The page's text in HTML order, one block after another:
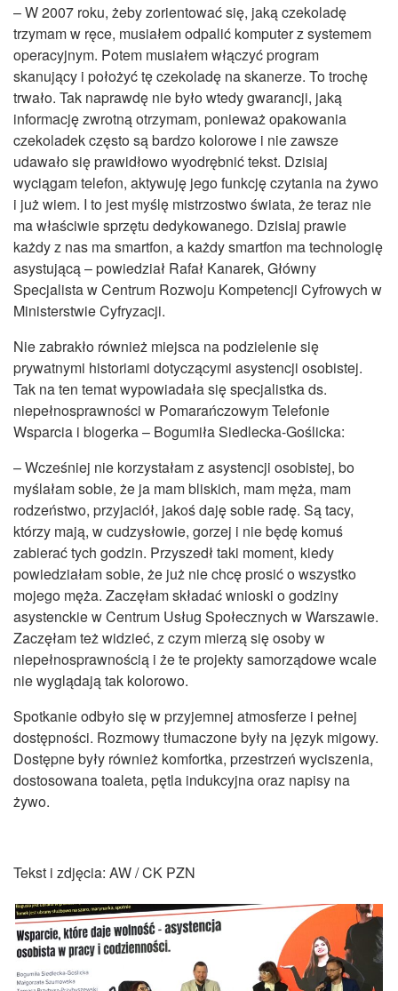
– W 2007 roku, żeby zorientować się, jaką czekoladę
trzymam w ręce, musiałem odpalić komputer z systemem
operacyjnym. Potem musiałem włączyć program
skanujący i położyć tę czekoladę na skanerze. To trochę
trwało. Tak naprawdę nie było wtedy gwarancji, jaką
informację zwrotną otrzymam, ponieważ opakowania
czekoladek często są bardzo kolorowe i nie zawsze
udawało się prawidłowo wyodrębnić tekst. Dzisiaj
wyciągam telefon, aktywuję jego funkcję czytania na żywo
i już wiem. I to jest myślę mistrzostwo świata, że teraz nie
ma właściwie sprzętu dedykowanego. Dzisiaj prawie
każdy z nas ma smartfon, a każdy smartfon ma technologię
asystującą – powiedział Rafał Kanarek, Główny
Specjalista w Centrum Rozwoju Kompetencji Cyfrowych w
Ministerstwie Cyfryzacji.
Nie zabrakło również miejsca na podzielenie się
prywatnymi historiami dotyczącymi asystencji osobistej.
Tak na ten temat wypowiadała się specjalistka ds.
niepełnosprawności w Pomarańczowym Telefonie
Wsparcia i blogerka – Bogumiła Siedlecka-Goślicka:
– Wcześniej nie korzystałam z asystencji osobistej, bo
myślałam sobie, że ja mam bliskich, mam męża, mam
rodzeństwo, przyjaciół, jakoś daję sobie radę. Są tacy,
którzy mają, w cudzysłowie, gorzej i nie będę komuś
zabierać tych godzin. Przyszedł taki moment, kiedy
powiedziałam sobie, że już nie chcę prosić o wszystko
mojego męża. Zaczęłam składać wnioski o godziny
asystenckie w Centrum Usług Społecznych w Warszawie.
Zaczęłam też widzieć, z czym mierzą się osoby w
niepełnosprawnością i że te projekty samorządowe wcale
nie wyglądają tak kolorowo.
Spotkanie odbyło się w przyjemnej atmosferze i pełnej
dostępności. Rozmowy tłumaczone były na język migowy.
Dostępne były również komfortka, przestrzeń wyciszenia,
dostosowana toaleta, pętla indukcyjna oraz napisy na
żywo.
Tekst i zdjęcia: AW / CK PZN